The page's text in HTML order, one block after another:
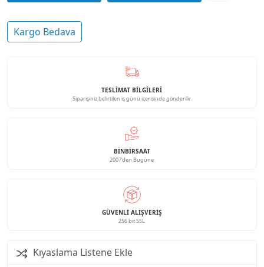
Kargo Bedava
TESLİMAT BİLGİLERİ
Siparişiniz belirtilen iş günü içerisinde gönderilir.
BINBIRSAAT
2007'den Bugüne
GÜVENLI ALIŞVERIŞ
256 bit SSL
Kıyaslama Listene Ekle